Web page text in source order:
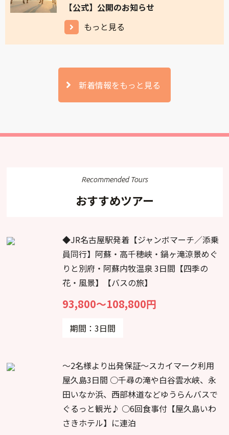
【公式】公開のお知らせ
もっと見る
新着情報をもっと見る
Recommended Tours
おすすめツアー
◆JR名古屋駅発着【ジャンボマーチ／添乗
員同行】阿蘇・高千穂峡・鍋ヶ滝涼景めぐ
りと別府・阿蘇内牧温泉 3日間【四季の
花・風景】【バスの旅】
93,800～108,800円
期間：3日間
～2名様より出発保証～スカイマーク利用
屋久島3日間 ○千尋の滝や白谷雲水峡、永
田いなか浜、西部林道などゆうらんバスで
ぐるっと観光♪ ○6回食事付【屋久島いわ
さきホテル】に連泊